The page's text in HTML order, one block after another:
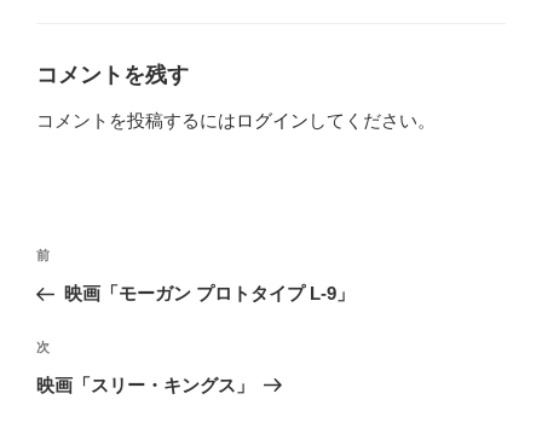
コメントを残す
コメントを投稿するにはログイン してください。
投
ナ
ビ
ゲ
前
の
稿
前
映画「モーガン プロトタイプ L-9」
次
の
次
映画「スリー・キングス」